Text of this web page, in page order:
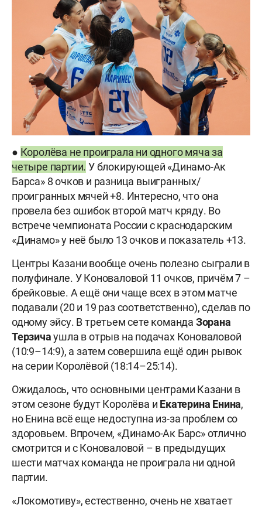
● Королёва не проиграла ни одного мяча за
четыре партии. У блокирующей «Динамо-Ак
Барса» 8 очков и разница выигранных/
проигранных мячей +8. Интересно, что она
провела без ошибок второй матч кряду. Во
встрече чемпионата России с краснодарским
«Динамо» у неё было 13 очков и показатель +13.
Центры Казани вообще очень полезно сыграли в
полуфинале. У Коноваловой 11 очков, причём 7 –
брейковые. А ещё они чаще всех в этом матче
подавали (20 и 19 раз соответственно), сделав по
одному эйсу. В третьем сете команда Зорана
Терзичаушла в отрыв на подачах Коноваловой
(10:9–14:9), а затем совершила ещё один рывок
на серии Королёвой (18:14–25:14).
Ожидалось, что основными центрами Казани в
этом сезоне будут Королёва и Екатерина Енина,
но Енина всё еще недоступна из-за проблем со
здоровьем. Впрочем, «Динамо-Ак Барс» отлично
смотрится и с Коноваловой – в предыдущих
шести матчах команда не проиграла ни одной
партии.
«Локомотиву», естественно, очень не хватает